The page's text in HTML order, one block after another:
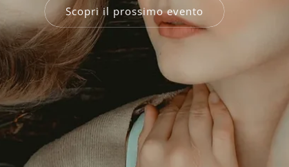
Scopri il prossimo evento